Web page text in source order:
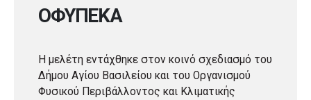
ΟΦΥΠΕΚΑ
Η μελέτη εντάχθηκε στον κοινό σχεδιασμό του
Δήμου Αγίου Βασιλείου και του Οργανισμού
Φυσικού Περιβάλλοντος και Κλιματικής